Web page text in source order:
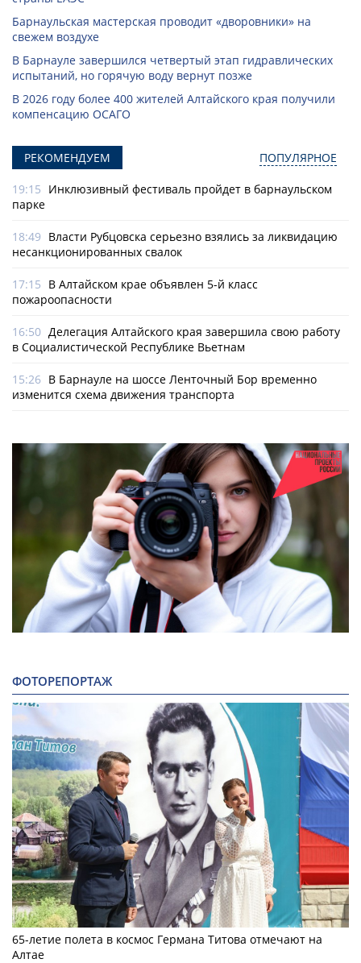
Барнаульская мастерская проводит «дворовники» на
свежем воздухе
В Барнауле завершился четвертый этап гидравлических
испытаний, но горячую воду вернут позже
В 2026 году более 400 жителей Алтайского края получили
компенсацию ОСАГО
РЕКОМЕНДУЕМ ПОПУЛЯРНОЕ
19:15 Инклюзивный фестиваль пройдет в барнаульском
парке
18:49 Власти Рубцовска серьезно взялись за ликвидацию
несанкционированных свалок
17:15 В Алтайском крае объявлен 5-й класс
пожароопасности
16:50 Делегация Алтайского края завершила свою работу
в Социалистической Республике Вьетнам
15:26 В Барнауле на шоссе Ленточный Бор временно
изменится схема движения транспорта
ФОТОРЕПОРТАЖ
65-летие полета в космос Германа Титова отмечают на
Алтае